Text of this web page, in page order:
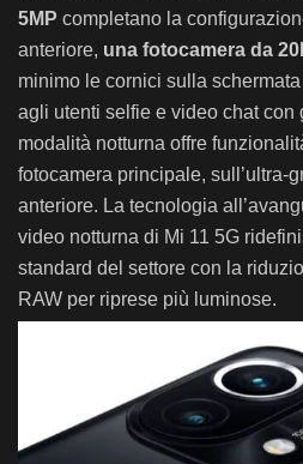
5MP completano la
anteriore, una fotocamera da
minimo le cornici sulla
agli utenti selfie e video chat con
modalità notturna offre
fotocamera principale, sull’ultra-
anteriore. La tecnologia
video notturna di Mi 11 5G
standard del settore con la
RAW per riprese più luminose.